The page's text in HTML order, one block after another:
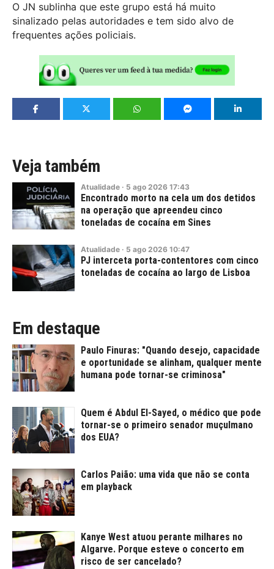
O JN sublinha que este grupo está há muito
sinalizado pelas autoridades e tem sido alvo de
frequentes ações policiais.
Veja também
Atualidade · 5 ago 2026 17:43
Encontrado morto na cela um dos detidos
na operação que apreendeu cinco
toneladas de cocaína em Sines
Atualidade · 5 ago 2026 10:47
PJ interceta porta-contentores com cinco
toneladas de cocaína ao largo de Lisboa
Em destaque
Paulo Finuras: "Quando desejo, capacidade
e oportunidade se alinham, qualquer mente
humana pode tornar-se criminosa"
Quem é Abdul El-Sayed, o médico que pode
tornar-se o primeiro senador muçulmano
dos EUA?
Carlos Paião: uma vida que não se conta
em playback
Kanye West atuou perante milhares no
Algarve. Porque esteve o concerto em
risco de ser cancelado?